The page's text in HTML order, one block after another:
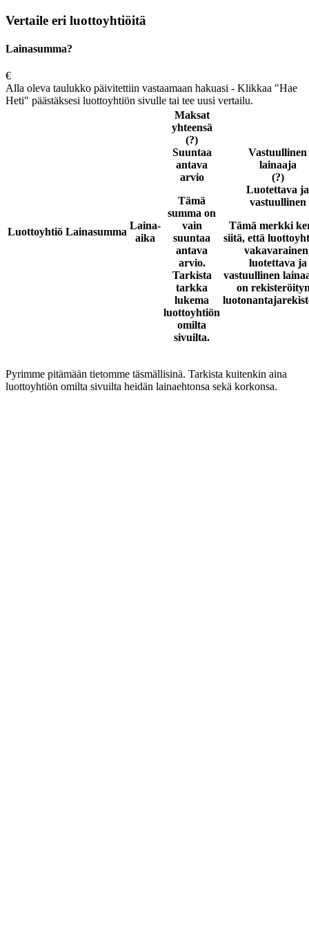
Vertaile eri luottoyhtiöitä
Lainasumma?
€
Alla oleva taulukko päivitettiin vastaamaan hakuasi - Klikkaa "Hae
Heti" päästäksesi luottoyhtiön sivulle tai tee uusi vertailu.
Luottoyhtiö Lainasumma
Laina-
aika
Maksat
yhteensä
(?)
Suuntaa
antava
arvio
Tämä
summa on
vain
suuntaa
antava
arvio.
Tarkista
tarkka
lukema
luottoyhtiön
omilta
sivuilta.
Vastuullinen
lainaaja
(?)
Luotettava ja
vastuullinen
Tämä merkki
siitä, että
luotettava ja
vastuullinen
on
Pyrimme pitämään tietomme täsmällisinä. Tarkista kuitenkin aina
luottoyhtiön omilta sivuilta heidän lainaehtonsa sekä korkonsa.